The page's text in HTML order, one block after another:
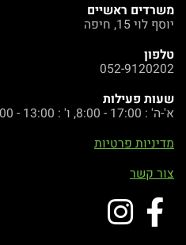
משרדים ראשיים
יוסף לוי 15, חיפה
טלפון
052-9120202
שעות פעילות
א'-ה' : 17:00 - 8:00, ו' : 13:00 - 08:00
מדיניות פרטיות
צור קשר